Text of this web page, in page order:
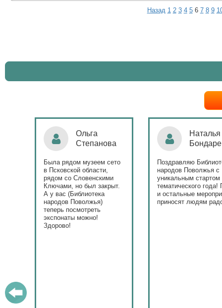
Назад 1 2 3 4 5 6 7 8 9
Ольга
Степанова
Была рядом музеем сето
в Псковской области,
рядом со Словенскими
Ключами, но был закрыт.
А у вас (Библиотека
народов Поволжья)
теперь посмотреть
экспонаты можно!
Здорово!
Наталья
Поздравляю
народов Поволжья с
уникальным стартом
тематического года!
и остальные
приносят людям